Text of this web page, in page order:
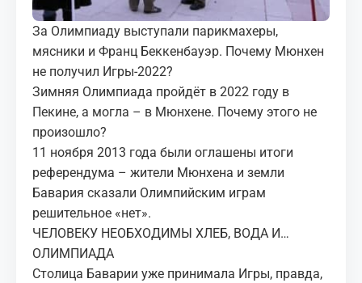
За Олимпиаду выступали парикмахеры,
мясники и Франц Беккенбауэр. Почему Мюнхен
не получил Игры-2022?
Зимняя Олимпиада пройдёт в 2022 году в
Пекине, а могла – в Мюнхене. Почему этого не
произошло?
11 ноября 2013 года были оглашены итоги
референдума – жители Мюнхена и земли
Бавария сказали Олимпийским играм
решительное «нет».
ЧЕЛОВЕКУ НЕОБХОДИМЫ ХЛЕБ, ВОДА И…
ОЛИМПИАДА
Столица Баварии уже принимала Игры, правда,